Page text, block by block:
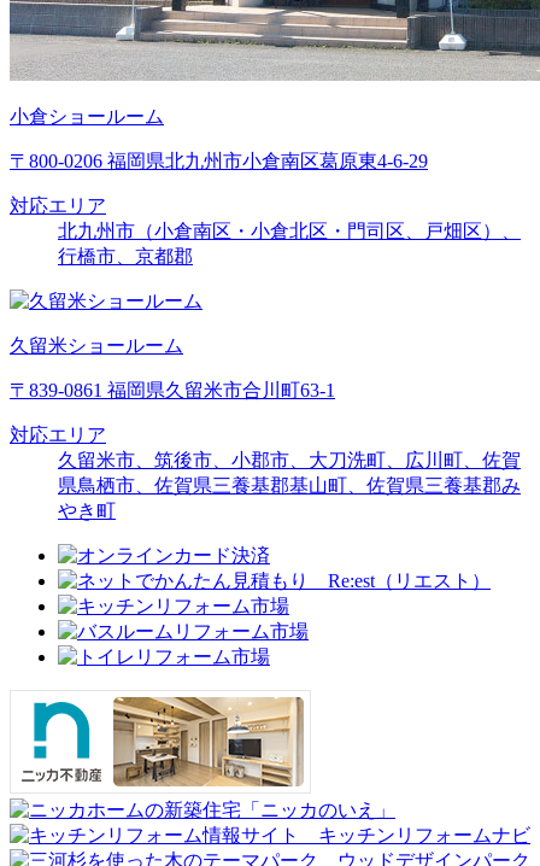
小倉ショールーム
〒800-0206 福岡県北九州市小倉南区葛原東4-6-29
対応エリア
北九州市（小倉南区・小倉北区・門司区、戸畑区）、
行橋市、京都郡
久留米ショールーム
〒839-0861 福岡県久留米市合川町63-1
対応エリア
久留米市、筑後市、小郡市、大刀洗町、広川町、佐賀
県鳥栖市、佐賀県三養基郡基山町、佐賀県三養基郡み
やき町